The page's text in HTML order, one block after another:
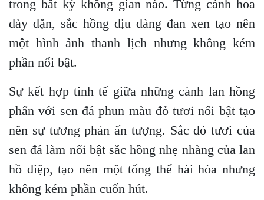
trong bất kỳ không gian nào. Từng cánh hoa
dày dặn, sắc hồng dịu dàng đan xen tạo nên
một hình ảnh thanh lịch nhưng không kém
phần nổi bật.
Sự kết hợp tinh tế giữa những cành lan hồng
phấn với sen đá phun màu đỏ tươi nổi bật tạo
nên sự tương phản ấn tượng. Sắc đỏ tươi của
sen đá làm nổi bật sắc hồng nhẹ nhàng của lan
hồ điệp, tạo nên một tổng thể hài hòa nhưng
không kém phần cuốn hút.